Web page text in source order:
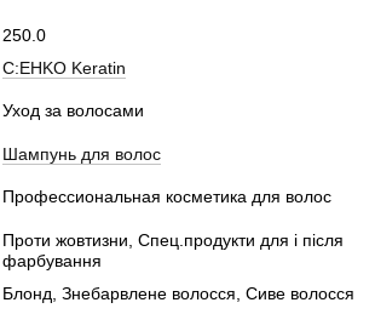
250.0
C:EHKO Keratin
Уход за волосами
Шампунь для волос
Профессиональная косметика для волос
Проти жовтизни, Спец.продукти для і після
фарбування
Блонд, Знебарвлене волосся, Сиве волосся